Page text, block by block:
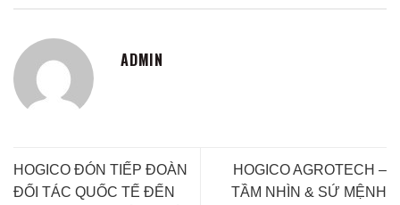
ADMIN
HOGICO ĐÓN TIẾP ĐOÀN
ĐỐI TÁC QUỐC TẾ ĐẾN
HOGICO AGROTECH –
TẦM NHÌN & SỨ MỆNH